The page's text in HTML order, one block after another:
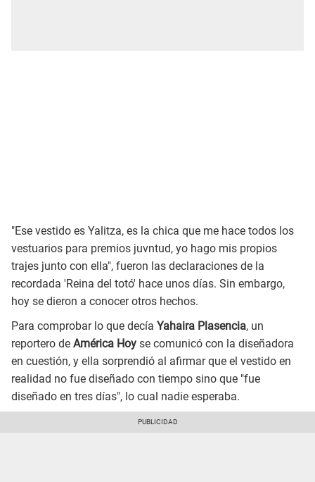
"Ese vestido es Yalitza, es la chica que me hace todos los
vestuarios para premios juvntud, yo hago mis propios
trajes junto con ella", fueron las declaraciones de la
recordada 'Reina del totó' hace unos días. Sin embargo,
hoy se dieron a conocer otros hechos.
Para comprobar lo que decía Yahaira Plasencia, un
reportero de América Hoy se comunicó con la diseñadora
en cuestión, y ella sorprendió al afirmar que el vestido en
realidad no fue diseñado con tiempo sino que "fue
diseñado en tres días", lo cual nadie esperaba.